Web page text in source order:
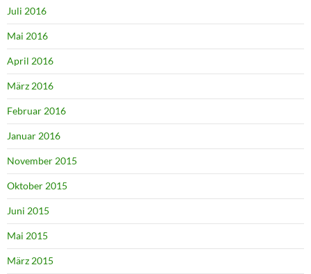
Juli 2016
Mai 2016
April 2016
März 2016
Februar 2016
Januar 2016
November 2015
Oktober 2015
Juni 2015
Mai 2015
März 2015